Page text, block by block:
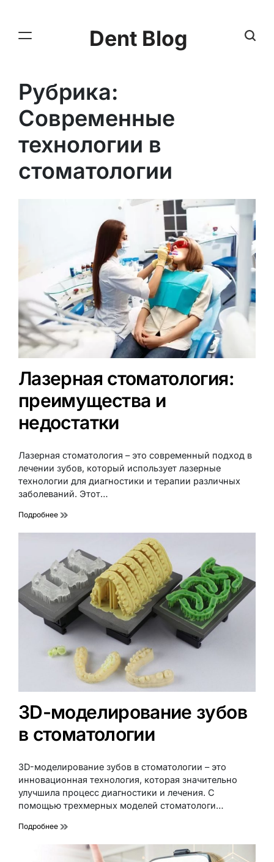
Dent Blog
Рубрика:
Современные
технологии в
стоматологии
Лазерная стоматология:
преимущества и
недостатки
Лазерная стоматология – это современный подход в
лечении зубов, который использует лазерные
технологии для диагностики и терапии различных
заболеваний. Этот…
Подробнее
3D-моделирование зубов
в стоматологии
3D-моделирование зубов в стоматологии – это
инновационная технология, которая значительно
улучшила процесс диагностики и лечения. С
помощью трехмерных моделей стоматологи…
Подробнее